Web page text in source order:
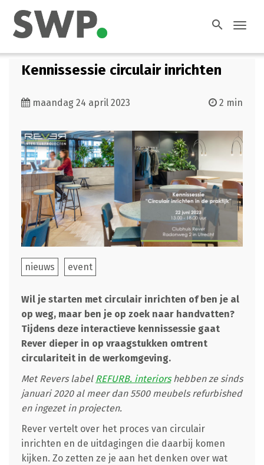
search
Kennissessie circulair inrichten
maandag 24 april 2023 2 min
nieuws event
Wil je starten met circulair inrichten of ben je al
op weg, maar ben je op zoek naar handvatten?
Tijdens deze interactieve kennissessie gaat
Rever dieper in op vraagstukken omtrent
circulariteit in de werkomgeving.
Met Revers label REFURB. interiorshebben ze sinds
januari 2020 al meer dan 5500 meubels refurbished
en ingezet in projecten.
Rever vertelt over het proces van circulair
inrichten en de uitdagingen die daarbij komen
kijken. Zo zetten ze je aan het denken over wat